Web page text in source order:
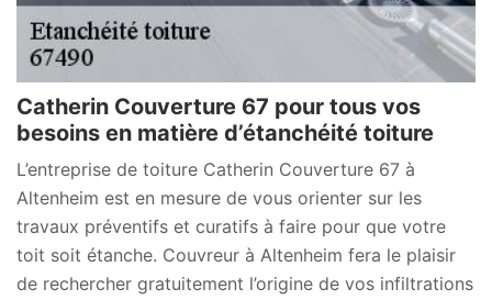
Catherin Couverture 67 pour tous vos
besoins en matière d’étanchéité toiture
L’entreprise de toiture Catherin Couverture 67 à
Altenheim est en mesure de vous orienter sur les
travaux préventifs et curatifs à faire pour que votre
toit soit étanche. Couvreur à Altenheim fera le plaisir
de rechercher gratuitement l’origine de vos infiltrations